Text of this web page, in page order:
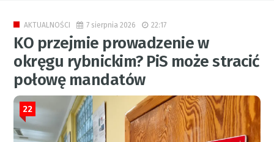
AKTUALNOŚCI 7 sierpnia 2026 22:17
KO przejmie prowadzenie w
okręgu rybnickim? PiS może stracić
połowę mandatów
22